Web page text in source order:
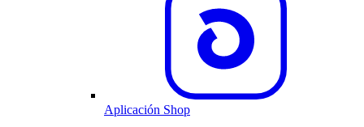
Aplicación Shop